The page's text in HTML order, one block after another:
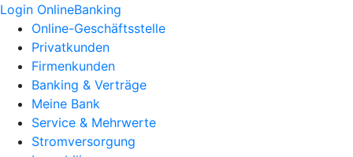
Login OnlineBanking
Online-Geschäftsstelle
Privatkunden
Firmenkunden
Banking & Verträge
Meine Bank
Service & Mehrwerte
Stromversorgung